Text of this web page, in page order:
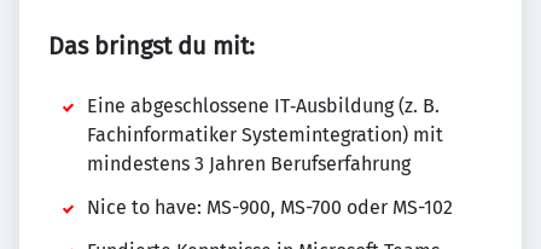
Das bringst du mit:
Eine abgeschlossene IT‑Ausbildung (z. B.
Fachinformatiker Systemintegration) mit
mindestens 3 Jahren Berufserfahrung
Nice to have: MS-900, MS-700 oder MS-102